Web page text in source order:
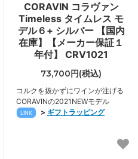
CORAVIN コラヴァン
Timeless タイムレス モ
デル６+ シルバー 【国内
在庫】【メーカー保証１
年付】 CRV1021
73,700円(税込)
コルクを抜かずにワインが注げる
CORAVINの2021NEWモデル
LINK > ギフトラッピング